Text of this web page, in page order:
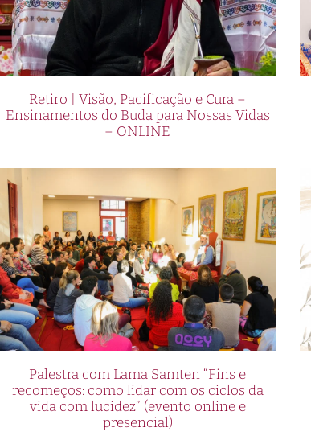
Retiro | Visão, Pacificação e Cura –
Ensinamentos do Buda para Nossas Vidas
– ONLINE
Palestra com Lama Samten “Fins e
recomeços: como lidar com os ciclos da
vida com lucidez” (evento online e
presencial)